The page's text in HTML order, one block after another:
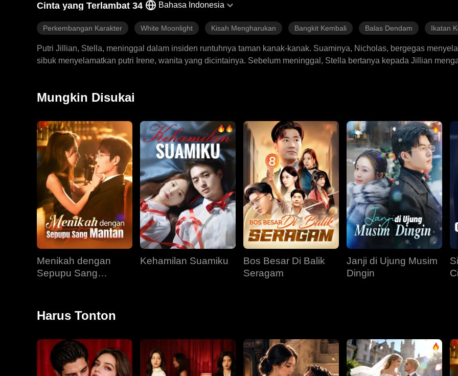
Cinta yang Terlambat 34 Bahasa Indonesia
Perkembangan Karakter White Moonlight Kisah Mengharukan Bangkit Kembali Balas Dendam Ikatan
Putri Jillian, Stella, meninggal dalam insiden runtuhnya taman kanak-kanak. Suaminya, Nicholas, bergegas
sibuk menyelamatkan putri Irene, wanita yang dicintainya. Sebelum meninggal, Stella bertanya kepada Jillian
dengan ketidakhadiran Nicholas di pemakaman, Jillian menuntut cerai. Setelah diselidiki oleh Aydan, Jillian
Mungkin Disukai
Menikah dengan
Sepupu Sang
Kehamilan Suamiku
Bos Besar Di Balik
Seragam
Janji di Ujung Musim
Dingin
Harus Tonton